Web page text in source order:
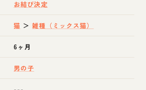
お結び決定
猫 ＞雑種（ミックス猫）
6ヶ月
男の子